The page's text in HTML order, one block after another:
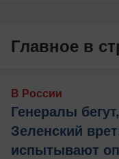
Главное в
В России
Генералы
Зеленский
испытывают